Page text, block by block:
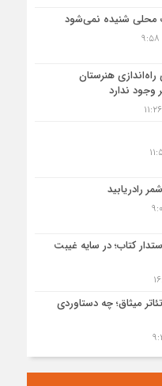
محلی شنیده نمی‌شود
راه‌اندازی هنرستان
وجود ندارد
رادریابید
کتاب؛ در سایه غیبت
میثاق؛ چه دستاوردی